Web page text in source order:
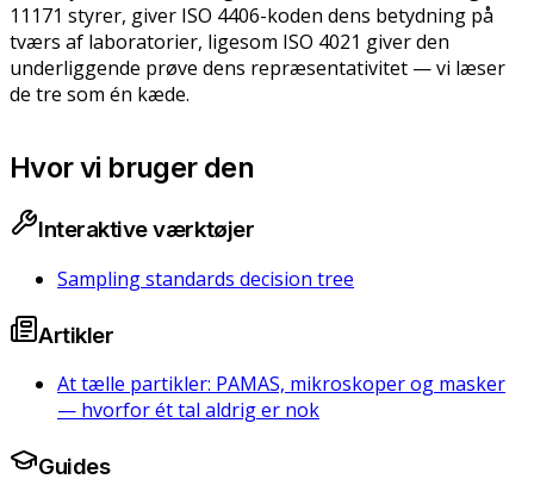
11171 styrer, giver ISO 4406-koden dens betydning på
tværs af laboratorier, ligesom ISO 4021 giver den
underliggende prøve dens repræsentativitet — vi læser
de tre som én kæde.
Hvor vi bruger den
Interaktive værktøjer
Sampling standards decision tree
Artikler
At tælle partikler: PAMAS, mikroskoper og masker
— hvorfor ét tal aldrig er nok
Guides